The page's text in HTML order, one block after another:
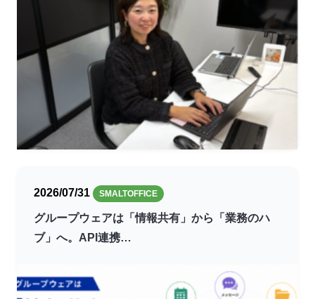
2026/07/31 SMALTOFFICE
グループウェアは「情報共有」から「業務のハ
ブ」へ。API連携…